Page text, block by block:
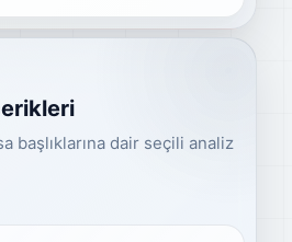
başlıklarına dair seçili analiz